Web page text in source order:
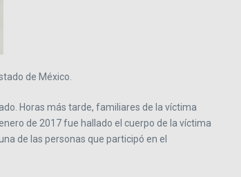
de México.
Horas más tarde, familiares de la víctima
de 2017 fue hallado el cuerpo de la víctima
de las personas que participó en el